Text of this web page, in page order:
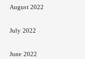
August 2022
July 2022
June 2022